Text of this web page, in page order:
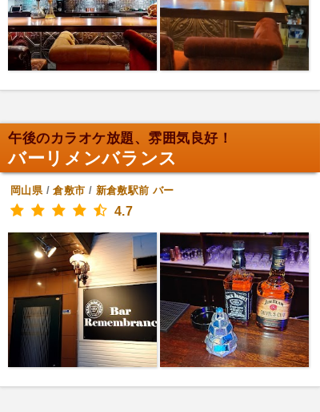
午後のカラオケ放題、雰囲気良好！
バーリメンバランス
岡山県/倉敷市 / 新倉敷駅前 バー
4.7